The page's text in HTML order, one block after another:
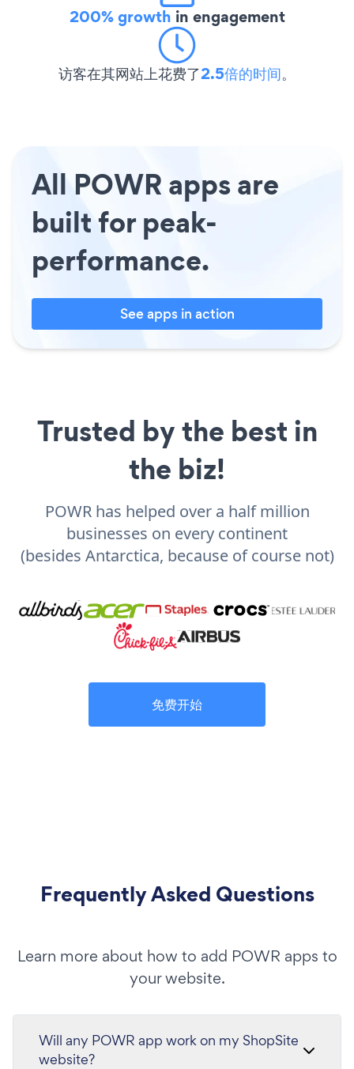
200% growth in engagement
访客在其网站上花费了2.5倍的时间。
All POWR apps are
built for peak-
performance.
See apps in action
Trusted by the best in
the biz!
POWR has helped over a half million
businesses on every continent
(besides Antarctica, because of course not)
免费开始
Frequently Asked Questions
Learn more about how to add POWR apps to
your website.
Will any POWR app work on my ShopSite
website?